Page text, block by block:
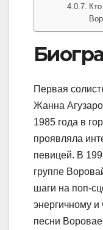
Первая
Жанна
1985 года в
проявляла
певицей. В
группе
шаги на поп-
энергичному
песни